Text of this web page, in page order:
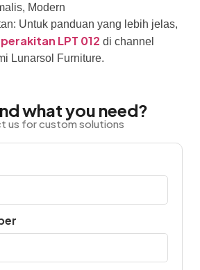
Modern
Untuk panduan yang lebih jelas,
LPT 012 di channel
Lunarsol Furniture.
what you need?
us for custom solutions